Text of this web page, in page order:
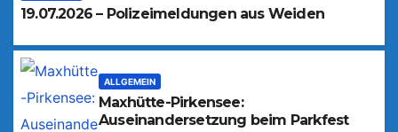
19.07.2026 – Polizeimeldungen aus Weiden
ALLGEMEIN
Maxhütte-Pirkensee:
Auseinandersetzung beim Parkfest